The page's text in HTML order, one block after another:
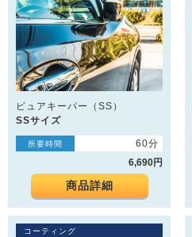
ピュアキーパー（SS）
SSサイズ
所要時間
60分
6,690円
商品詳細
コーティング